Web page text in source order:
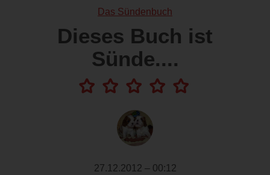
Das Sündenbuch
Dieses Buch ist
Sünde....
27.12.2012 – 00:12